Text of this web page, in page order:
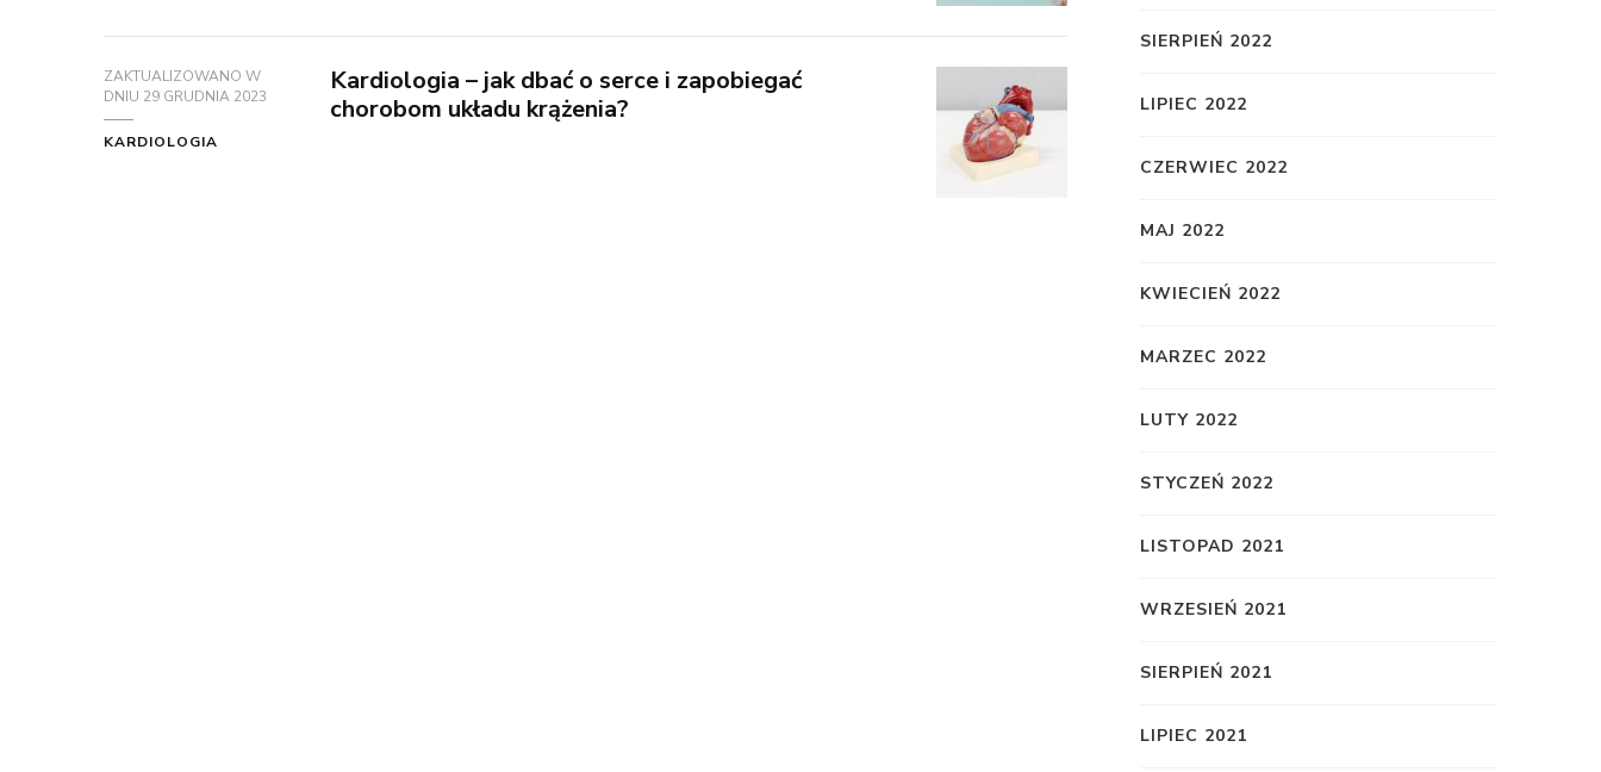
ZAKTUALIZOWANO W
DNIU 29 GRUDNIA 2023
KARDIOLOGIA
Kardiologia – jak dbać o serce i zapobiegać
chorobom układu krążenia?
SIERPIEŃ 2022
LIPIEC 2022
CZERWIEC 2022
MAJ 2022
KWIECIEŃ 2022
MARZEC 2022
LUTY 2022
STYCZEŃ 2022
LISTOPAD 2021
WRZESIEŃ 2021
SIERPIEŃ 2021
LIPIEC 2021